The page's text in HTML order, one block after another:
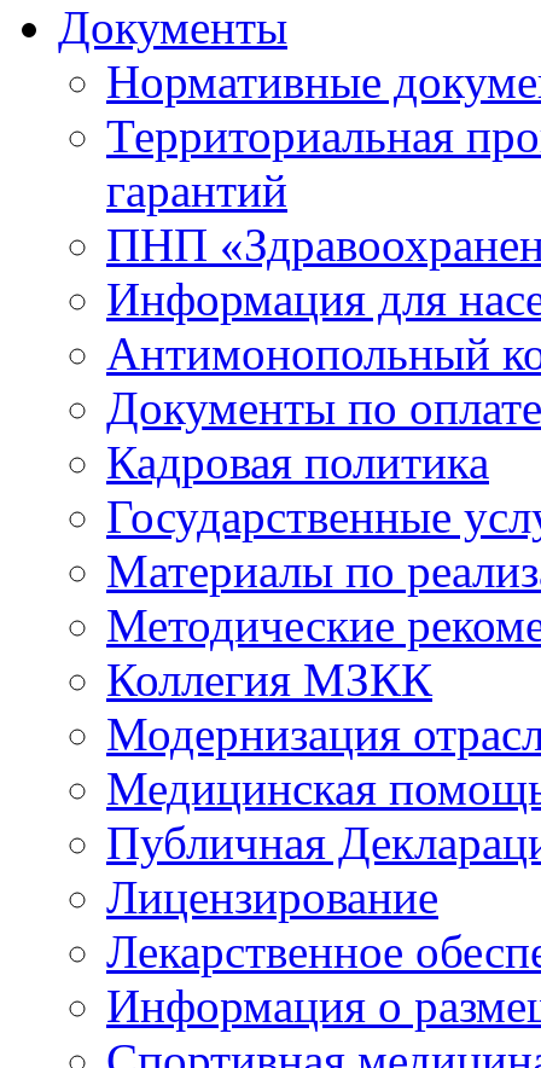
Документы
Нормативные
Территориальная
гарантий
ПНП
Информация для
Антимонопольный
Документы по
Кадровая политика
Государственные
Материалы по
Методические
Коллегия МЗКК
Модернизация
Медицинская
Публичная
Лицензирование
Лекарственное
Информация о